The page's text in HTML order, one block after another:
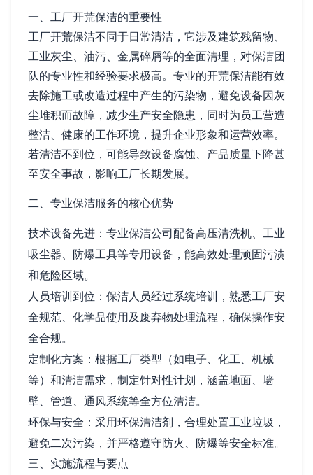
一、工厂开荒保洁的重要性
工厂开荒保洁不同于日常清洁，它涉及建筑残留物、
工业灰尘、油污、金属碎屑等的全面清理，对保洁团
队的专业性和经验要求极高。专业的开荒保洁能有效
去除施工或改造过程中产生的污染物，避免设备因灰
尘堆积而故障，减少生产安全隐患，同时为员工营造
整洁、健康的工作环境，提升企业形象和运营效率。
若清洁不到位，可能导致设备腐蚀、产品质量下降甚
至安全事故，影响工厂长期发展。
二、专业保洁服务的核心优势
技术设备先进：专业保洁公司配备高压清洗机、工业
吸尘器、防爆工具等专用设备，能高效处理顽固污渍
和危险区域。
人员培训到位：保洁人员经过系统培训，熟悉工厂安
全规范、化学品使用及废弃物处理流程，确保操作安
全合规。
定制化方案：根据工厂类型（如电子、化工、机械
等）和清洁需求，制定针对性计划，涵盖地面、墙
壁、管道、通风系统等全方位清洁。
环保与安全：采用环保清洁剂，合理处置工业垃圾，
避免二次污染，并严格遵守防火、防爆等安全标准。
三、实施流程与要点